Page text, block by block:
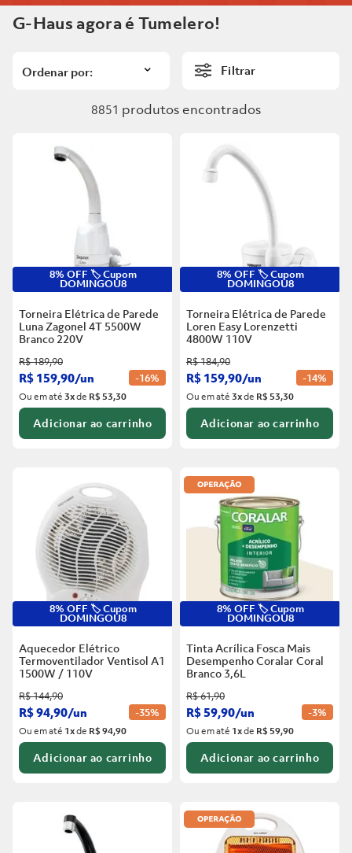
G-Haus agora é Tumelero!
Filtrar
8851 produtos
8% OFF 🏷️ Cupom
DOMINGOU8
Torneira Elétrica de Parede
Luna Zagonel 4T 5500W
Branco 220V
R$189,90
R$ 159,90/un -16%
Ou em até3xde R$ 53,30
Adicionar ao carrinho
8% OFF 🏷️ Cupom
DOMINGOU8
Torneira Elétrica de Parede
Loren Easy Lorenzetti
4800W 110V
R$184,90
R$ 159,90/un -14%
Ou em até3xde R$ 53,30
Adicionar ao carrinho
8% OFF 🏷️ Cupom
DOMINGOU8
Aquecedor Elétrico
Termoventilador Ventisol A1
1500W / 110V
R$144,90
R$94,90/un -35%
Ou em até 1xde R$ 94,90
Adicionar ao carrinho
8% OFF 🏷️ Cupom
DOMINGOU8
Tinta Acrílica Fosca Mais
Desempenho Coralar Coral
Branco 3,6L
R$61,90
R$59,90/un -3%
Ou em até 1xde R$ 59,90
Adicionar ao carrinho
8º Vaso Sanitário
8º Vaso Sanitário
Rodapé